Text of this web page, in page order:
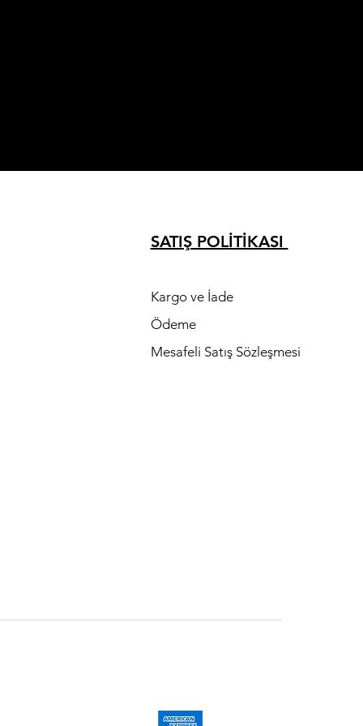
SATIŞ POLİTİKASI
Kargo ve İade
Ödeme
Mesafeli Satış Sözleşmesi